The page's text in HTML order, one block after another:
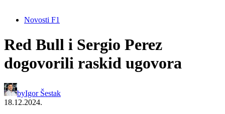
Novosti F1
Red Bull i Sergio Perez
dogovorili raskid ugovora
byIgor Šestak
18.12.2024.